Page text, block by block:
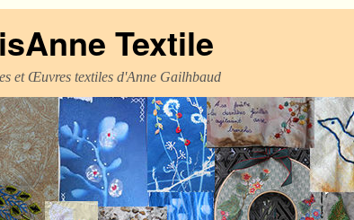
Textile
et Œuvres textiles d'Anne Gailhbaud